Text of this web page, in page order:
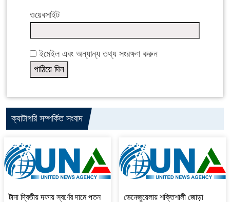
ওয়েবসাইট
ইমেইল এবং অন্যান্য তথ্য সংরক্ষণ করুন
ক্যাটাগরি সম্পর্কিত সংবাদ
টানা দ্বিতীয় দফায় স্বর্ণের দামে পতন
ভেনেজুয়েলায় শক্তিশালী জোড়া